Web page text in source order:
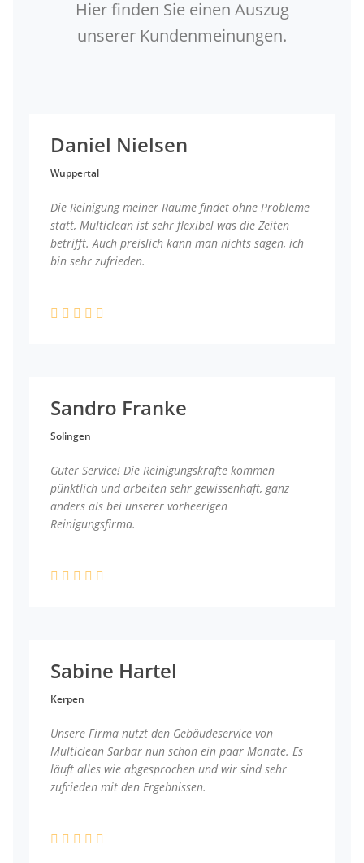
Hier finden Sie einen Auszug
unserer Kundenmeinungen.
Daniel Nielsen
Wuppertal
Die Reinigung meiner Räume findet ohne Probleme
statt, Multiclean ist sehr flexibel was die Zeiten
betrifft. Auch preislich kann man nichts sagen, ich
bin sehr zufrieden.
Sandro Franke
Solingen
Guter Service! Die Reinigungskräfte kommen
pünktlich und arbeiten sehr gewissenhaft, ganz
anders als bei unserer vorheerigen
Reinigungsfirma.
Sabine Hartel
Kerpen
Unsere Firma nutzt den Gebäudeservice von
Multiclean Sarbar nun schon ein paar Monate. Es
läuft alles wie abgesprochen und wir sind sehr
zufrieden mit den Ergebnissen.